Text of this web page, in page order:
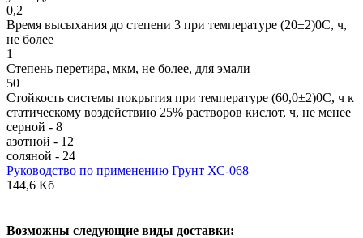
0,2
Время высыхания до степени 3 при температуре (20±2)0С, ч,
не более
1
Степень перетира, мкм, не более, для эмали
50
Стойкость системы покрытия при температуре (60,0±2)0С, ч к
статическому воздействию 25% растворов кислот, ч, не менее
серной - 8
азотной - 12
соляной - 24
Руководство по применению Грунт ХС-068
144,6 Кб
Возможны следующие виды доставки: